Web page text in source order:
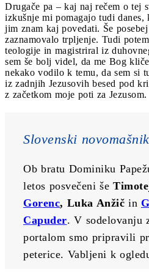
Drugače pa – kaj naj rečem o tej
izkušnje mi pomagajo tudi danes,
jim znam kaj povedati. Še
zaznamovalo trpljenje. Tudi
teologije in magistriral iz
sem še bolj videl, da me Bog
nekako vodilo k temu, da sem si
iz zadnjih Jezusovih besed pod
z začetkom moje poti za Jezusom.
Slovenski
Ob bratu Dominiku
letos posvečeni še
Gorenc, Luka Anžič in
Capuder. V sodelovanju
portalom smo pripravili
peterice. Vabljeni k